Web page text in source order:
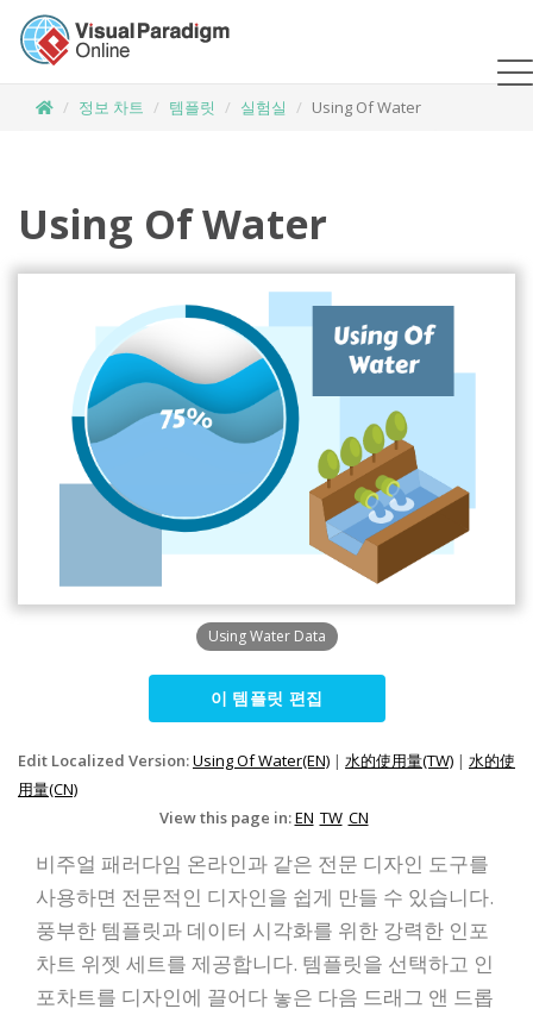
정보 차트 템플릿 실험실 Using Of Water
Using Of Water
Using Water Data
이 템플릿 편집
Edit Localized Version:Using Of Water(EN) | 水的使用量(TW) | 水的使
用量(CN)
View this page in:EN TW CN
비주얼 패러다임 온라인과 같은 전문 디자인 도구를
사용하면 전문적인 디자인을 쉽게 만들 수 있습니다.
풍부한 템플릿과 데이터 시각화를 위한 강력한 인포
차트 위젯 세트를 제공합니다. 템플릿을 선택하고 인
포차트를 디자인에 끌어다 놓은 다음 드래그 앤 드롭